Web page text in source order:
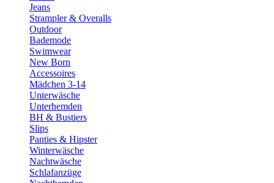
Jeans
Strampler & Overalls
Outdoor
Bademode
Swimwear
New Born
Accessoires
Mädchen 3-14
Unterwäsche
Unterhemden
BH & Bustiers
Slips
Panties & Hipster
Winterwäsche
Nachtwäsche
Schlafanzüge